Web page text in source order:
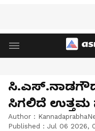
ಸಿಗಲಿದೆ ಉತ್ತಮ
Author :
Published : Jul 06 2026,